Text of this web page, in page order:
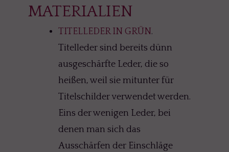
MATERIALIEN
TITELLEDER IN GRÜN.
Titelleder sind bereits dünn
ausgeschärfte Leder, die so
heißen, weil sie mitunter für
Titelschilder verwendet werden.
Eins der wenigen Leder, bei
denen man sich das
Ausschärfen der Einschläge